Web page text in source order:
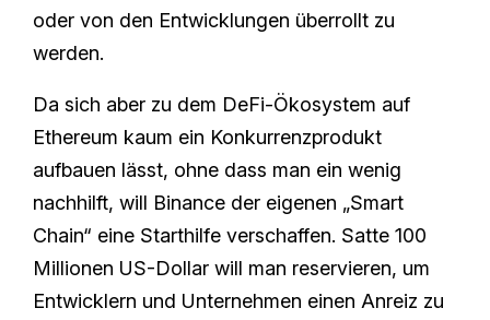
oder von den Entwicklungen überrollt zu
werden.
Da sich aber zu dem DeFi-Ökosystem auf
Ethereum kaum ein Konkurrenzprodukt
aufbauen lässt, ohne dass man ein wenig
nachhilft, will Binance der eigenen „Smart
Chain“ eine Starthilfe verschaffen. Satte 100
Millionen US-Dollar will man reservieren, um
Entwicklern und Unternehmen einen Anreiz zu